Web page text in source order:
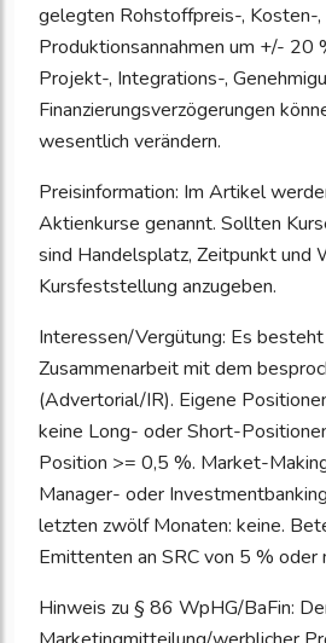
gelegten Rohstoffpreis-, Kosten-
Produktionsannahmen um +/- 20
Projekt-, Integrations-,
Finanzierungsverzögerungen
wesentlich verändern.
Preisinformation: Im Artikel
Aktienkurse genannt. Sollten
sind Handelsplatz, Zeitpunkt und
Kursfeststellung anzugeben.
Interessen/Vergütung: Es
Zusammenarbeit mit dem
(Advertorial/IR). Eigene
keine Long- oder Short-
Position >= 0,5 %. Market-
Manager- oder
letzten zwölf Monaten: keine.
Emittenten an SRC von 5 % oder
Hinweis zu § 86 WpHG/BaFin: